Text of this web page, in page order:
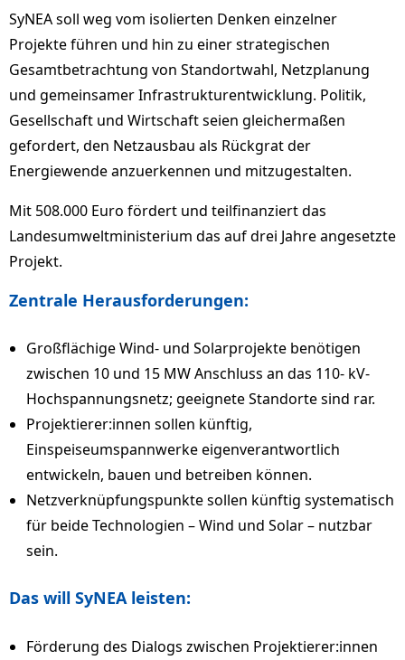
SyNEA soll weg vom isolierten Denken einzelner
Projekte führen und hin zu einer strategischen
Gesamtbetrachtung von Standortwahl, Netzplanung
und gemeinsamer Infrastrukturentwicklung. Politik,
Gesellschaft und Wirtschaft seien gleichermaßen
gefordert, den Netzausbau als Rückgrat der
Energiewende anzuerkennen und mitzugestalten.
Mit 508.000 Euro fördert und teilfinanziert das
Landesumweltministerium das auf drei Jahre angesetzte
Projekt.
Zentrale Herausforderungen:
Großflächige Wind- und Solarprojekte benötigen
zwischen 10 und 15 MW Anschluss an das 110- kV-
Hochspannungsnetz; geeignete Standorte sind rar.
Projektierer:innen sollen künftig,
Einspeiseumspannwerke eigenverantwortlich
entwickeln, bauen und betreiben können.
Netzverknüpfungspunkte sollen künftig systematisch
für beide Technologien – Wind und Solar – nutzbar
sein.
Das will SyNEA leisten:
Förderung des Dialogs zwischen Projektierer:innen